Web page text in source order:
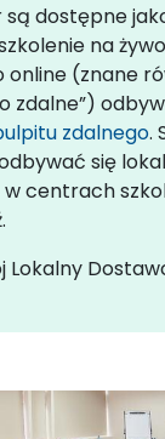
są dostępne
na
online (znane
zdalne”)
zdalnego.
się
w centrach
Lokalny